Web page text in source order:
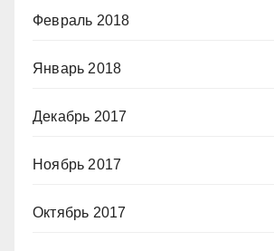
Февраль 2018
Январь 2018
Декабрь 2017
Ноябрь 2017
Октябрь 2017